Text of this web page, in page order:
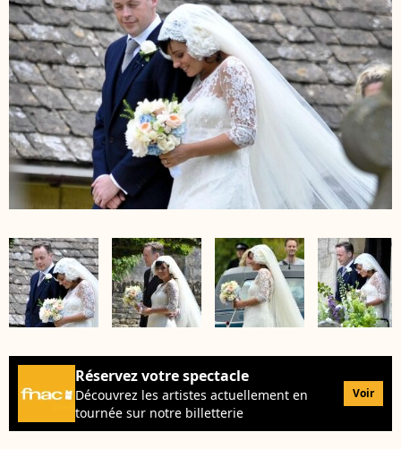
Réservez votre spectacle
Découvrez les artistes actuellement en
tournée sur notre billetterie
Voir